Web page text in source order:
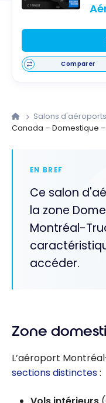
Comparer
Salons d'aéroports
Canada – Domestique
EN BREF
Ce salon
la zone
Montréal-
accéder.
Zone
L’aéroport
sections distinctes: